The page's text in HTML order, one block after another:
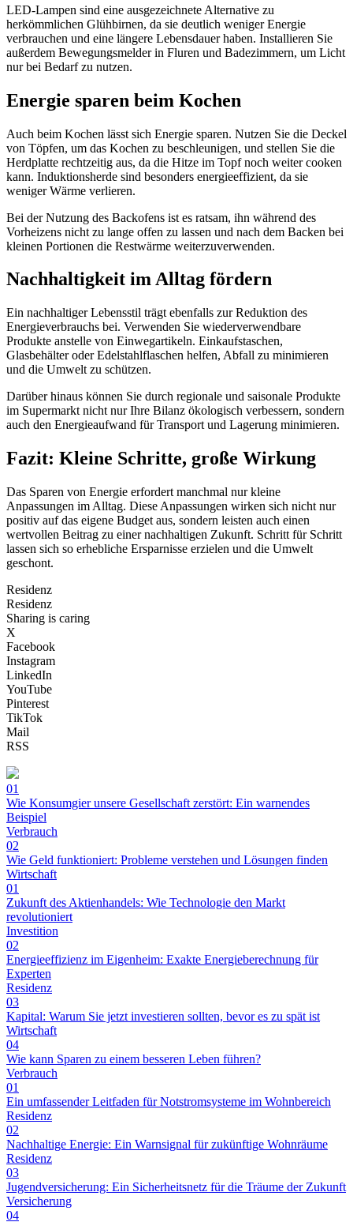
LED-Lampen sind eine ausgezeichnete Alternative zu
herkömmlichen Glühbirnen, da sie deutlich weniger Energie
verbrauchen und eine längere Lebensdauer haben. Installieren Sie
außerdem Bewegungsmelder in Fluren und Badezimmern, um Licht
nur bei Bedarf zu nutzen.
Energie sparen beim Kochen
Auch beim Kochen lässt sich Energie sparen. Nutzen Sie die Deckel
von Töpfen, um das Kochen zu beschleunigen, und stellen Sie die
Herdplatte rechtzeitig aus, da die Hitze im Topf noch weiter cooken
kann. Induktionsherde sind besonders energieeffizient, da sie
weniger Wärme verlieren.
Bei der Nutzung des Backofens ist es ratsam, ihn während des
Vorheizens nicht zu lange offen zu lassen und nach dem Backen bei
kleinen Portionen die Restwärme weiterzuverwenden.
Nachhaltigkeit im Alltag fördern
Ein nachhaltiger Lebensstil trägt ebenfalls zur Reduktion des
Energieverbrauchs bei. Verwenden Sie wiederverwendbare
Produkte anstelle von Einwegartikeln. Einkaufstaschen,
Glasbehälter oder Edelstahlflaschen helfen, Abfall zu minimieren
und die Umwelt zu schützen.
Darüber hinaus können Sie durch regionale und saisonale Produkte
im Supermarkt nicht nur Ihre Bilanz ökologisch verbessern, sondern
auch den Energieaufwand für Transport und Lagerung minimieren.
Fazit: Kleine Schritte, große Wirkung
Das Sparen von Energie erfordert manchmal nur kleine
Anpassungen im Alltag. Diese Anpassungen wirken sich nicht nur
positiv auf das eigene Budget aus, sondern leisten auch einen
wertvollen Beitrag zu einer nachhaltigen Zukunft. Schritt für Schritt
lassen sich so erhebliche Ersparnisse erzielen und die Umwelt
geschont.
Residenz
Residenz
Sharing is caring
X
Facebook
Instagram
LinkedIn
YouTube
Pinterest
TikTok
Mail
RSS
01
Wie Konsumgier unsere Gesellschaft zerstört: Ein warnendes
Beispiel
Verbrauch
02
Wie Geld funktioniert: Probleme verstehen und Lösungen finden
Wirtschaft
01
Zukunft des Aktienhandels: Wie Technologie den Markt
revolutioniert
Investition
02
Energieeffizienz im Eigenheim: Exakte Energieberechnung für
Experten
Residenz
03
Kapital: Warum Sie jetzt investieren sollten, bevor es zu spät ist
Wirtschaft
04
Wie kann Sparen zu einem besseren Leben führen?
Verbrauch
01
Ein umfassender Leitfaden für Notstromsysteme im Wohnbereich
Residenz
02
Nachhaltige Energie: Ein Warnsignal für zukünftige Wohnräume
Residenz
03
Jugendversicherung: Ein Sicherheitsnetz für die Träume der Zukunft
Versicherung
04